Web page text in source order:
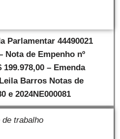
Parlamentar 44490021
Nota de Empenho nº
199.978,00 – Emenda
Barros Notas de
e 2024NE000081
de trabalho